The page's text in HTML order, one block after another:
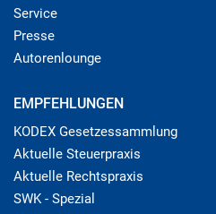
Service
Presse
Autorenlounge
EMPFEHLUNGEN
KODEX Gesetzessammlung
Aktuelle Steuerpraxis
Aktuelle Rechtspraxis
SWK - Spezial